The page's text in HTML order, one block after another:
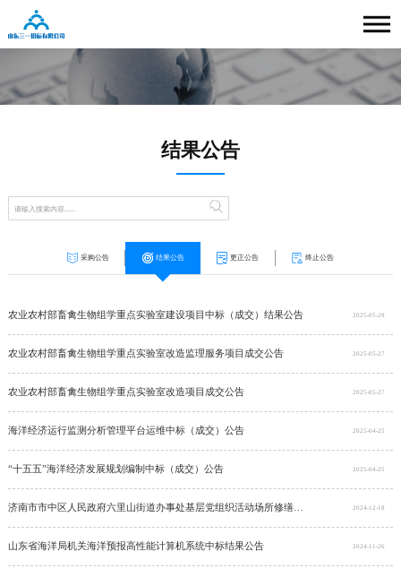
结果公告
采购公告 结果公告 更正公告 终止公告
农业农村部畜禽生物组学重点实验室建设项目中标（成交）结果公告 2025-05-29
农业农村部畜禽生物组学重点实验室改造监理服务项目成交公告 2025-05-27
农业农村部畜禽生物组学重点实验室改造项目成交公告 2025-05-27
海洋经济运行监测分析管理平台运维中标（成交）公告 2025-04-25
“十五五”海洋经济发展规划编制中标（成交）公告 2025-04-25
济南市市中区人民政府六里山街道办事处基层党组织活动场所修缮项目成交公告 2024-12-18
山东省海洋局机关海洋预报高性能计算机系统中标结果公告 2024-11-26